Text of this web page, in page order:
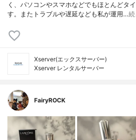
く、パソコンやスマホなどでもほとんどタ
す。またトラブルや遅延なども私が運用…
Xserver(エックスサーバー)
Xserver レンタルサーバー
FairyROCK